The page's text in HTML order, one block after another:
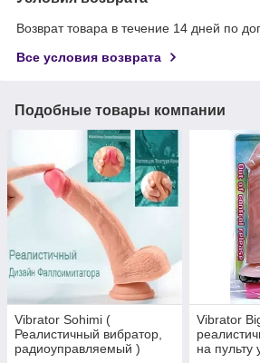
Возврат товара в течение 14 дней по
Все условия возврата
Подобные товары компании
Vibrator Sohimi (
Реалистичный вибратор,
радиоуправляемый )
Vibrator
на пульту